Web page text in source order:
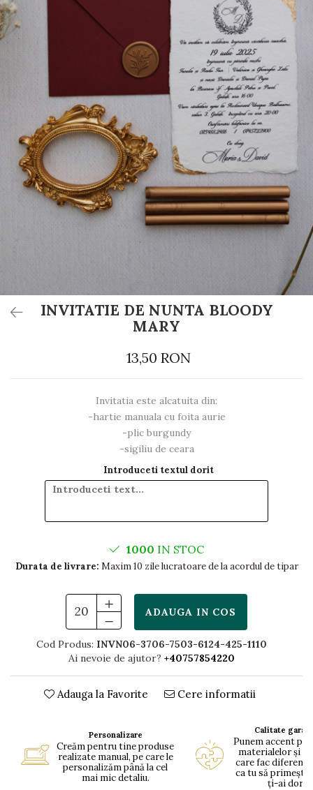
Plicuri pentru bani Botez
Accesorii și decor botez
Pahare botez
Toppers Candy bar
Trusouri botez
Etichete marturii botez
INVITATIE DE NUNTA BLOODY
MARY
13,50 RON
Invitatia este alcatuita din:
-hartie manuala cu foita aurie
-plic burgundy
-sigiliu de ceara
Introduceti textul dorit
1000 IN STOC
Durata de livrare: Maxim 10 zile lucratoare de la acordul de tipar
ADAUGA IN COS
Cod Produs: INVN06-3706-7503-6124-425-1110
Ai nevoie de ajutor? +40757854220
Adauga la Favorite Cere informatii
Personalizare
Creăm pentru tine produse
realizate manual, pe care le
personalizăm până la cel
mai mic detaliu.
Calitate
Punem accent pe
materialelor și
care fac
ca tu să primești
ți-ai dorit.